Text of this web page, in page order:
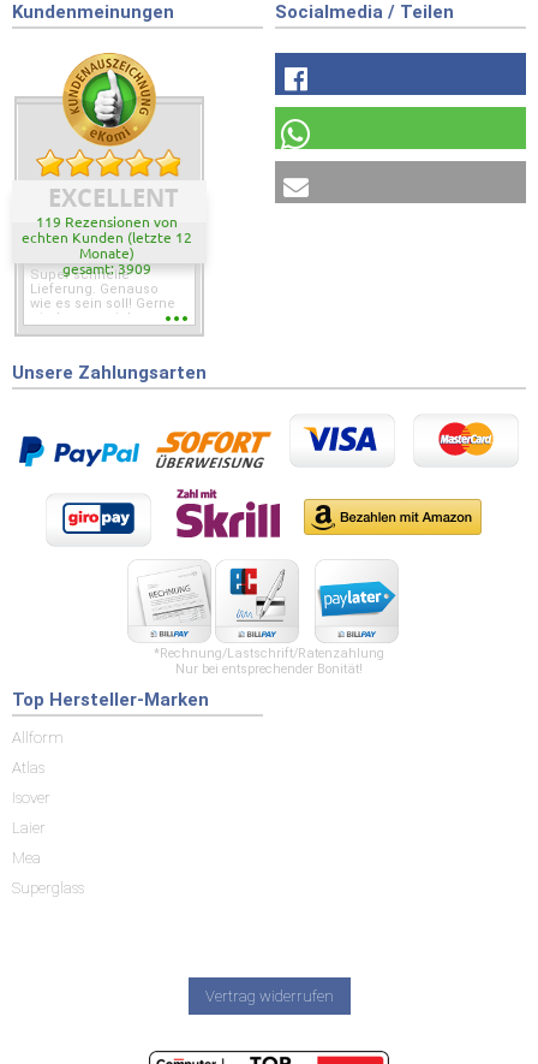
Kundenmeinungen
EXCELLENT
119 Rezensionen von
echten Kunden (letzte 12
Monate)
gesamt: 3909
Super schnelle
Lieferung. Genauso
wie es sein soll! Gerne
wieder wenn ich was
Socialmedia / Teilen
Unsere Zahlungsarten
*Rechnung/Lastschrift/Ratenzahlung
Nur bei entsprechender Bonität!
Top Hersteller-Marken
Allform
Atlas
Isover
Laier
Mea
Superglass
Vertrag widerrufen